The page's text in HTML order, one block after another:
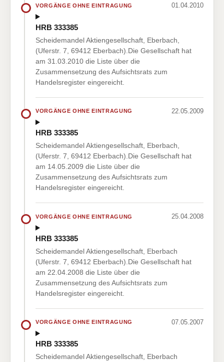
VORGÄNGE OHNE EINTRAGUNG 01.04.2010
HRB 333385
Scheidemandel Aktiengesellschaft, Eberbach,
(Uferstr. 7, 69412 Eberbach).Die Gesellschaft hat
am 31.03.2010 die Liste über die
Zusammensetzung des Aufsichtsrats zum
Handelsregister eingereicht.
VORGÄNGE OHNE EINTRAGUNG 22.05.2009
HRB 333385
Scheidemandel Aktiengesellschaft, Eberbach,
(Uferstr. 7, 69412 Eberbach).Die Gesellschaft hat
am 14.05.2009 die Liste über die
Zusammensetzung des Aufsichtsrats zum
Handelsregister eingereicht.
VORGÄNGE OHNE EINTRAGUNG 25.04.2008
HRB 333385
Scheidemandel Aktiengesellschaft, Eberbach
(Uferstr. 7, 69412 Eberbach).Die Gesellschaft hat
am 22.04.2008 die Liste über die
Zusammensetzung des Aufsichtsrats zum
Handelsregister eingereicht.
VORGÄNGE OHNE EINTRAGUNG 07.05.2007
HRB 333385
Scheidemandel Aktiengesellschaft, Eberbach